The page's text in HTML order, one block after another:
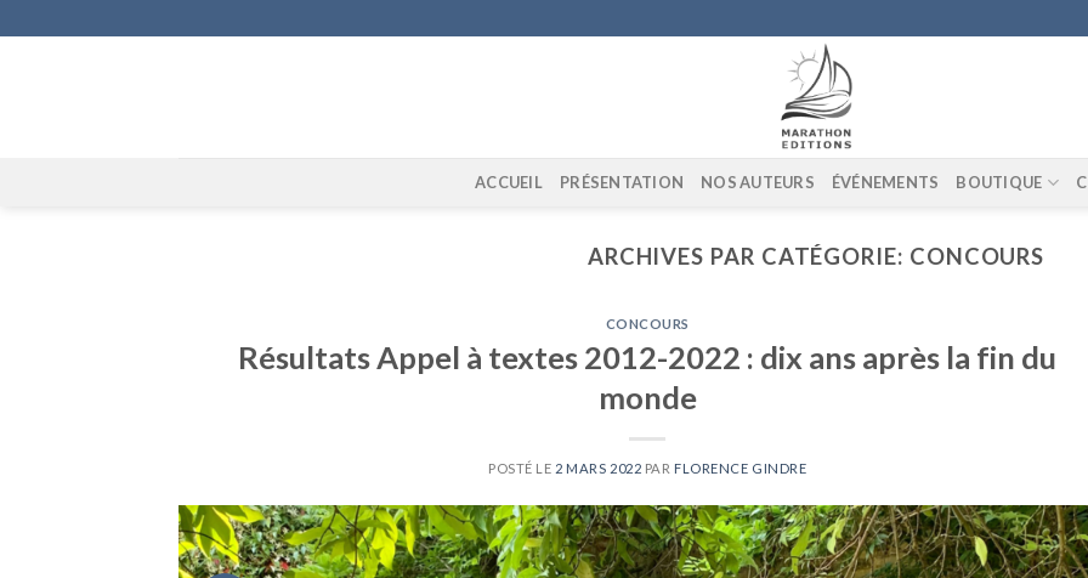
to
ACCUEIL PRÉSENTATION NOS AUTEURS ÉVÉNEMENTS BOUTIQUE
ARCHIVES PAR CATÉGORIE: CONCOURS
CONCOURS
Résultats Appel à textes 2012-2022 : dix ans après la fin du
monde
POSTÉ LE 2 MARS 2022 PAR FLORENCE GINDRE